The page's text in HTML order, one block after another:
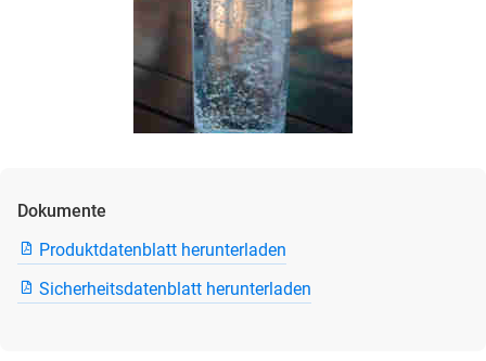
Dokumente
Produktdatenblatt herunterladen
Sicherheitsdatenblatt herunterladen